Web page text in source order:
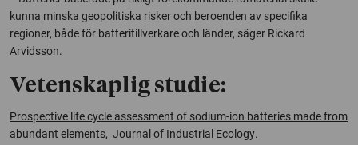
kunna minska geopolitiska risker och beroenden av specifika
regioner, både för batteritillverkare och länder, säger Rickard
Arvidsson.
Vetenskaplig studie:
Prospective life cycle assessment of sodium-ion batteries made from
abundant elements, Journal of Industrial Ecology.